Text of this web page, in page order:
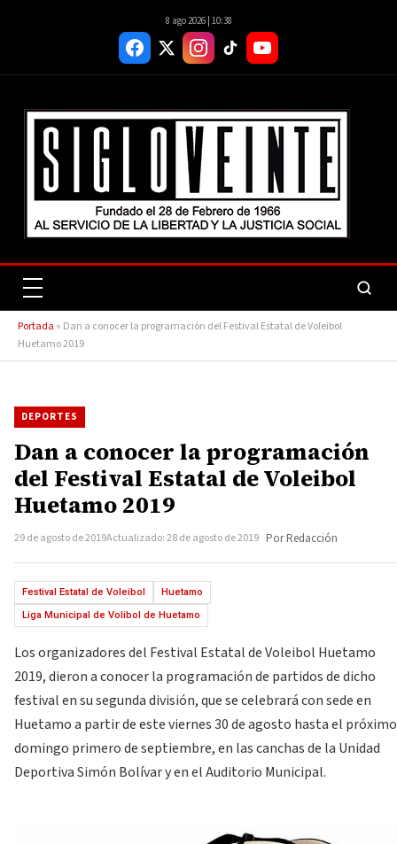
8 ago 2026 | 10:38
Portada » Dan a conocer la programación del Festival Estatal de Voleibol
Huetamo 2019
DEPORTES
Dan a conocer la programación
del Festival Estatal de Voleibol
Huetamo 2019
29 de agosto de 2019Actualizado: 28 de agosto de 2019 Por Redacción
Festival Estatal de Voleibol
Huetamo
Liga Municipal de Volibol de Huetamo
Los organizadores del Festival Estatal de Voleibol Huetamo
2019, dieron a conocer la programación de partidos de dicho
festival en su segunda división, que se celebrará con sede en
Huetamo a partir de este viernes 30 de agosto hasta el próximo
domingo primero de septiembre, en las canchas de la Unidad
Deportiva Simón Bolívar y en el Auditorio Municipal.